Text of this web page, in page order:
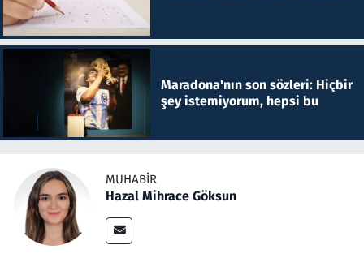
Maradona'nın son sözleri: Hiçbir
şey istemiyorum, hepsi bu
MUHABIR
Hazal Mihrace Göksun